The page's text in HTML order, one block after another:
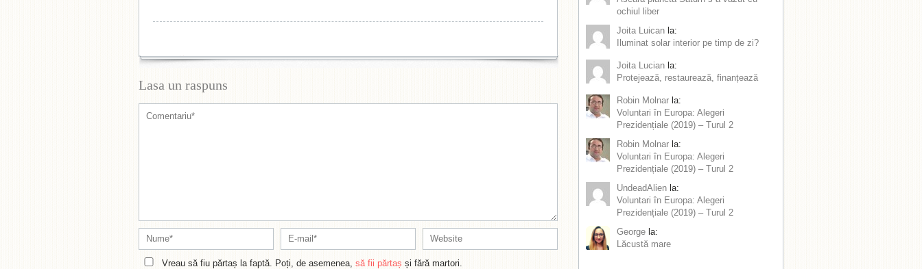
Lasa un raspuns
Vreau să fiu părtaș la faptă. Poți, de asemenea, să fii părtaș și fără martori.
ochiul liber
Joita Luican la:
Iluminat solar interior pe timp de zi?
Joita Lucian la:
Protejează, restaurează, finanțează
Robin Molnar la:
Voluntari în Europa: Alegeri
Prezidențiale (2019) – Turul 2
Robin Molnar la:
Voluntari în Europa: Alegeri
Prezidențiale (2019) – Turul 2
UndeadAlien la:
Voluntari în Europa: Alegeri
Prezidențiale (2019) – Turul 2
George la:
Lăcustă mare